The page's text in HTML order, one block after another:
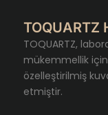
TOQUARTZ
TOQUARTZ,
mükemmellik
özelleştirilmiş
etmiştir.